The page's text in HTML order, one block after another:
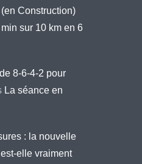
Construction)
sur 10 km en 6
8-6-4-2 pour
La séance en
: la nouvelle
elle vraiment